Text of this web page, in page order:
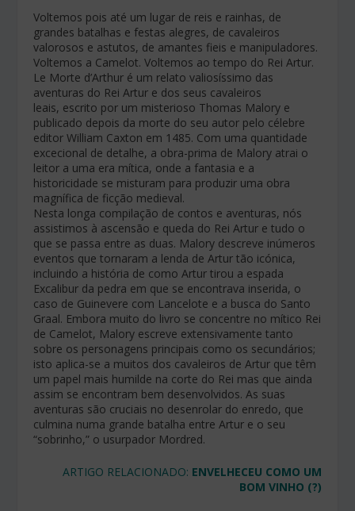
Voltemos pois até um lugar de reis e rainhas, de
grandes batalhas e festas alegres, de cavaleiros
valorosos e astutos, de amantes fieis e manipuladores.
Voltemos a Camelot. Voltemos ao tempo do Rei Artur.
Le Morte d’Arthur é um relato valiosíssimo das
aventuras do Rei Artur e dos seus cavaleiros
leais, escrito por um misterioso Thomas Malory e
publicado depois da morte do seu autor pelo célebre
editor William Caxton em 1485. Com uma quantidade
excecional de detalhe, a obra-prima de Malory atrai o
leitor a uma era mítica, onde a fantasia e a
historicidade se misturam para produzir uma obra
magnífica de ficção medieval.
Nesta longa compilação de contos e aventuras, nós
assistimos à ascensão e queda do Rei Artur e tudo o
que se passa entre as duas. Malory descreve inúmeros
eventos que tornaram a lenda de Artur tão icónica,
incluindo a história de como Artur tirou a espada
Excalibur da pedra em que se encontrava inserida, o
caso de Guinevere com Lancelote e a busca do Santo
Graal. Embora muito do livro se concentre no mítico Rei
de Camelot, Malory escreve extensivamente tanto
sobre os personagens principais como os secundários;
isto aplica-se a muitos dos cavaleiros de Artur que têm
um papel mais humilde na corte do Rei mas que ainda
assim se encontram bem desenvolvidos. As suas
aventuras são cruciais no desenrolar do enredo, que
culmina numa grande batalha entre Artur e o seu
“sobrinho,” o usurpador Mordred.
ARTIGO RELACIONADO: ENVELHECEU COMO UM
BOM VINHO (?)